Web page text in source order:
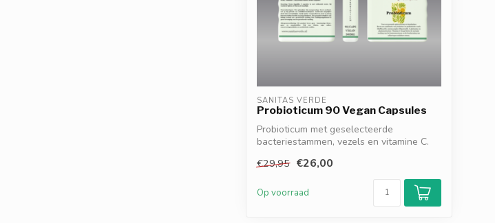
SANITAS VERDE
Probioticum 90 Vegan Capsules
Probioticum met geselecteerde
bacteriestammen, vezels en vitamine C.
€29,95 €26,00
Op voorraad